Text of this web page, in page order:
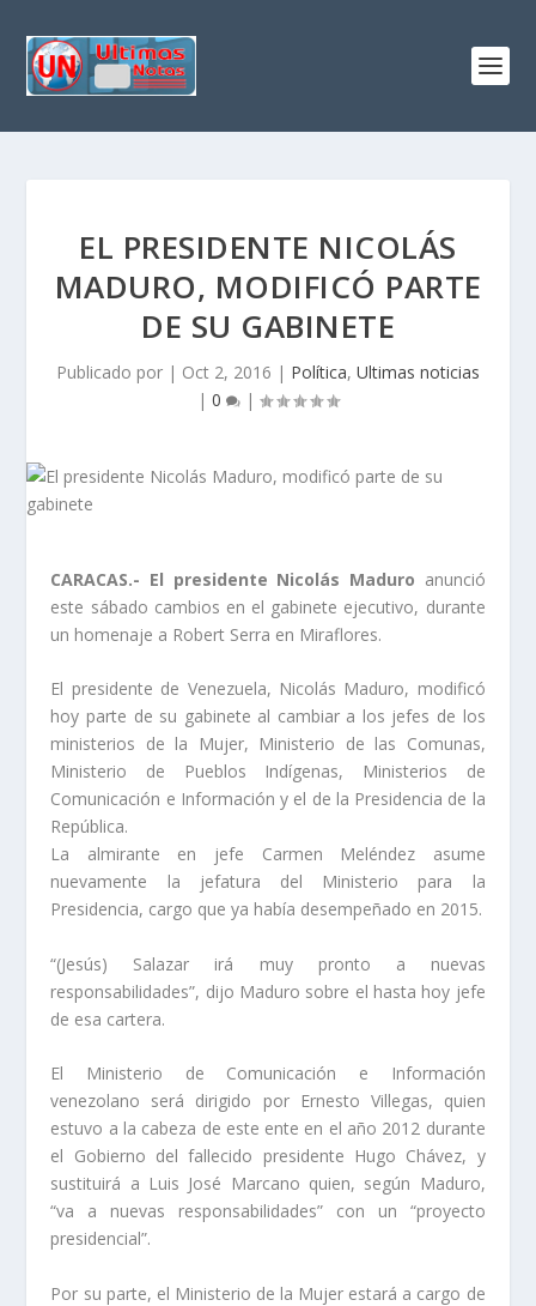
EL PRESIDENTE NICOLÁS
MADURO, MODIFICÓ PARTE
DE SU GABINETE
Publicado por | Oct 2, 2016 | Política, Ultimas noticias
| 0 |
CARACAS.- El presidente Nicolás Maduro anunció
este sábado cambios en el gabinete ejecutivo, durante
un homenaje a Robert Serra en Miraflores.
El presidente de Venezuela, Nicolás Maduro, modificó
hoy parte de su gabinete al cambiar a los jefes de los
ministerios de la Mujer, Ministerio de las Comunas,
Ministerio de Pueblos Indígenas, Ministerios de
Comunicación e Información y el de la Presidencia de la
República.
La almirante en jefe Carmen Meléndez asume
nuevamente la jefatura del Ministerio para la
Presidencia, cargo que ya había desempeñado en 2015.
“(Jesús) Salazar irá muy pronto a nuevas
responsabilidades”, dijo Maduro sobre el hasta hoy jefe
de esa cartera.
El Ministerio de Comunicación e Información
venezolano será dirigido por Ernesto Villegas, quien
estuvo a la cabeza de este ente en el año 2012 durante
el Gobierno del fallecido presidente Hugo Chávez, y
sustituirá a Luis José Marcano quien, según Maduro,
“va a nuevas responsabilidades” con un “proyecto
presidencial”.
Por su parte, el Ministerio de la Mujer estará a cargo de